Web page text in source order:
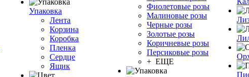
Упаковка
Лента
Корзина
Коробка
Пленка
Сердце
Ящик
Фиолетовые розы
Малиновые розы
Черные розы
Золотые розы
Коричневые розы
Персиковые розы
+ ЕЩЕ